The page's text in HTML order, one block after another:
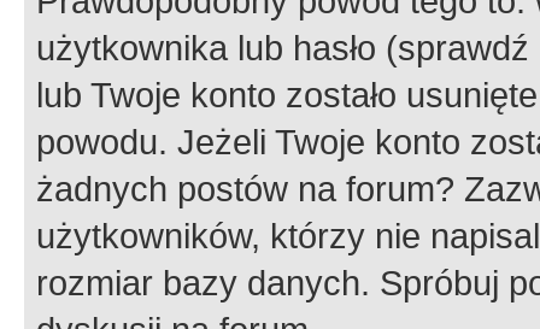
użytkownika lub hasło
lub Twoje konto zostało
powodu. Jeżeli Twoje konto
żadnych postów na forum?
użytkowników, którzy nie
rozmiar bazy danych. Spróbuj